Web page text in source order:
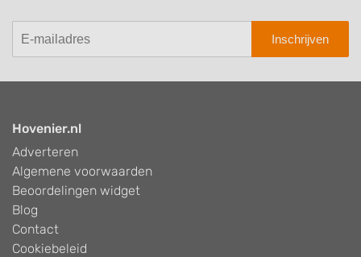
Inschrijven
Hovenier.nl
Adverteren
Algemene voorwaarden
Beoordelingen widget
Blog
Contact
Cookiebeleid